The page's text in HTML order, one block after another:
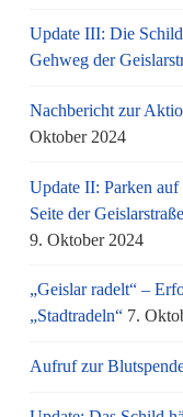
Update III: Die
Gehweg der
Nachbericht zur
Oktober 2024
Update II: Parken auf
Seite der
9. Oktober 2024
„Geislar radelt“ –
„Stadtradeln“ 7.
Aufruf zur